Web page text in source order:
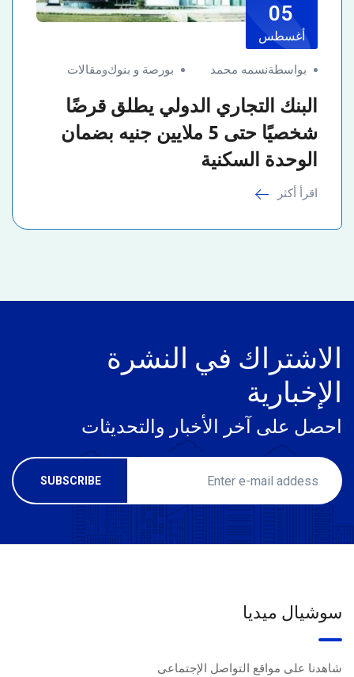
05
أغسطس
بواسطةنسمه محمد بورصة و بنوكومقالات
البنك التجاري الدولي يطلق قرضًا
شخصيًا حتى 5 ملايين جنيه بضمان
الوحدة السكنية
اقرأ أكثر
الاشتراك في النشرة
الإخبارية
احصل على آخر الأخبار والتحديثات
سوشيال ميديا
شاهدنا على مواقع التواصل الإجتماعى